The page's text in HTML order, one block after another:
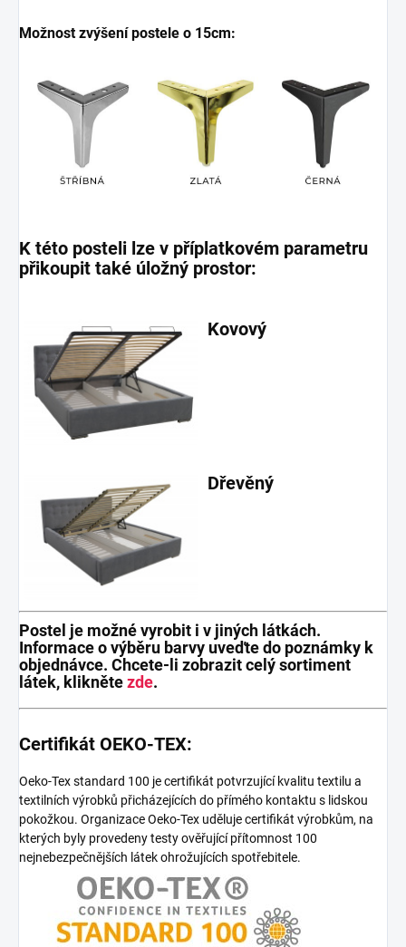
Možnost zvýšení postele o 15cm:
K této posteli lze v příplatkovém parametru
přikoupit také úložný prostor:
Kovový
Dřevěný
Postel je možné vyrobit i v jiných látkách.
Informace o výběru barvy uveďte do poznámky k
objednávce. Chcete-li zobrazit celý sortiment
látek, kliknětezde.
Certifikát OEKO-TEX:
Oeko-Tex standard 100 je certifikát potvrzující kvalitu textilu a
textilních výrobků přicházejících do přímého kontaktu s lidskou
pokožkou. Organizace Oeko-Tex uděluje certifikát výrobkům, na
kterých byly provedeny testy ověřující přítomnost 100
nejnebezpečnějších látek ohrožujících spotřebitele.